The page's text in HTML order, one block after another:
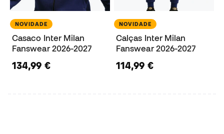
NOVIDADE
Casaco Inter Milan
Fanswear 2026-2027
134,99 €
NOVIDADE
Calças Inter Milan
Fanswear 2026-2027
114,99 €